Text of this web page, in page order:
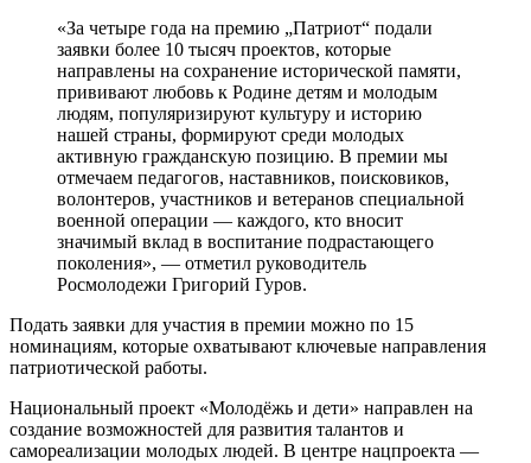
«За четыре года на премию „Патриот“ подали
заявки более 10 тысяч проектов, которые
направлены на сохранение исторической памяти,
прививают любовь к Родине детям и молодым
людям, популяризируют культуру и историю
нашей страны, формируют среди молодых
активную гражданскую позицию. В премии мы
отмечаем педагогов, наставников, поисковиков,
волонтеров, участников и ветеранов специальной
военной операции — каждого, кто вносит
значимый вклад в воспитание подрастающего
поколения», — отметил руководитель
Росмолодежи Григорий Гуров.
Подать заявки для участия в премии можно по 15
номинациям, которые охватывают ключевые направления
патриотической работы.
Национальный проект «Молодёжь и дети» направлен на
создание возможностей для развития талантов и
самореализации молодых людей. В центре нацпроекта —